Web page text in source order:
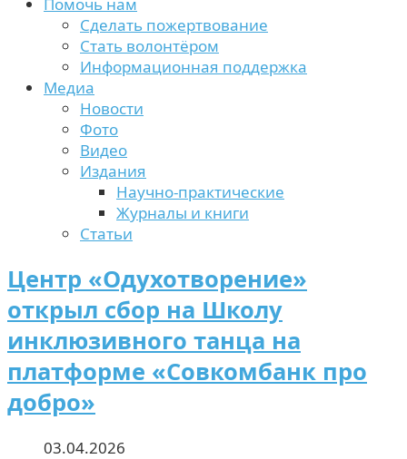
Помочь нам
Сделать пожертвование
Стать волонтёром
Информационная поддержка
Медиа
Новости
Фото
Видео
Издания
Научно-практические
Журналы и книги
Статьи
Центр «Одухотворение»
открыл сбор на Школу
инклюзивного танца на
платформе «Совкомбанк про
добро»
03.04.2026